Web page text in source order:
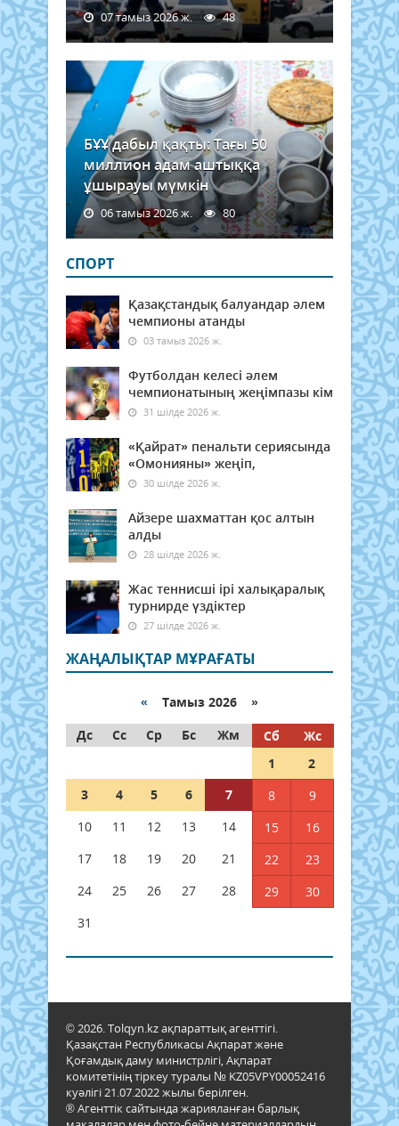
07 тамыз 2026 ж. 48
БҰҰ дабыл қақты: Тағы 50
миллион адам аштыққа
ұшырауы мүмкін
06 тамыз 2026 ж. 80
СПОРТ
Қазақстандық балуандар әлем
чемпионы атанды
03 тамыз 2026 ж.
Футболдан келесі әлем
чемпионатының жеңімпазы кім
31 шілде 2026 ж.
«Қайрат» пенальти сериясында
«Омонияны» жеңіп,
30 шілде 2026 ж.
Айзере шахматтан қос алтын
алды
28 шілде 2026 ж.
Жас теннисші ірі халықаралық
турнирде үздіктер
27 шілде 2026 ж.
ЖАҢАЛЫҚТАР МҰРАҒАТЫ
« Тамыз 2026 »
Дс
Сс Ср Бс Жм Сб
Жс
1
2
3
4 5 6 7 8
9
10
11 12 13 14 15
16
17
18 19 20 21 22
23
24
25 26 27 28 29
30
31
© 2026. Tolqyn.kz ақпараттық агенттігі.
Қазақстан Республикасы Ақпарат және
Қоғамдық даму министрлігі, Ақпарат
комитетінің тіркеу туралы № KZ05VPY00052416
куәлігі 21.07.2022 жылы берілген.
® Агенттік сайтында жарияланған барлық